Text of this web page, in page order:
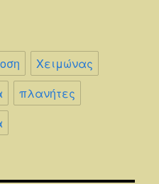
Χειμώνας
πλανήτες